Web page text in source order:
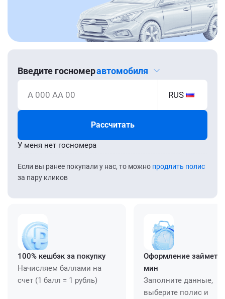
Введите госномеравтомобиля
А 000 АА 00 RUS
Рассчитать
Если вы ранее покупали у нас, то можно продлить полис
за пару кликов
У меня нет госномера
100% кешбэк за покупку
Начисляем баллами на
счет (1 балл = 1 рубль)
Оформление займет
мин
Заполните данные,
выберите полис и